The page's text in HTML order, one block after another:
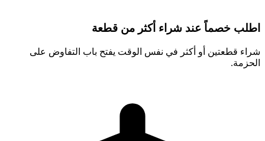
اطلب خصماً عند شراء أكثر من قطعة
شراء قطعتين أو أكثر في نفس الوقت يفتح باب التفاوض على
الحزمة.